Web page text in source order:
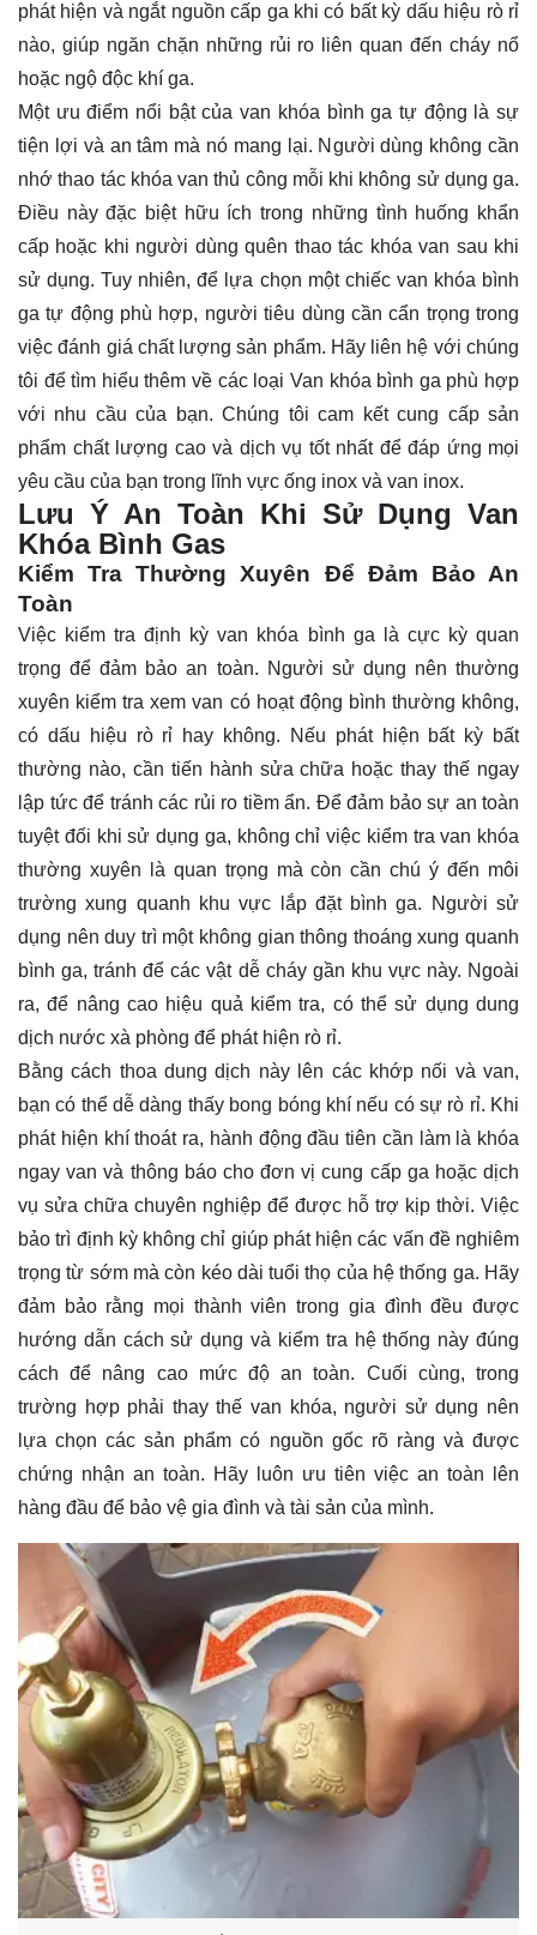
phát hiện và ngắt nguồn cấp ga khi có bất kỳ dấu hiệu rò rỉ
nào, giúp ngăn chặn những rủi ro liên quan đến cháy nổ
hoặc ngộ độc khí ga.
Một ưu điểm nổi bật của van khóa bình ga tự động là sự
tiện lợi và an tâm mà nó mang lại. Người dùng không cần
nhớ thao tác khóa van thủ công mỗi khi không sử dụng ga.
Điều này đặc biệt hữu ích trong những tình huống khẩn
cấp hoặc khi người dùng quên thao tác khóa van sau khi
sử dụng. Tuy nhiên, để lựa chọn một chiếc van khóa bình
ga tự động phù hợp, người tiêu dùng cần cẩn trọng trong
việc đánh giá chất lượng sản phẩm. Hãy liên hệ với chúng
tôi để tìm hiểu thêm về các loại Van khóa bình ga phù hợp
với nhu cầu của bạn. Chúng tôi cam kết cung cấp sản
phẩm chất lượng cao và dịch vụ tốt nhất để đáp ứng mọi
yêu cầu của bạn trong lĩnh vực ống inox và van inox.
Lưu Ý An Toàn Khi Sử Dụng Van
Khóa Bình Gas
Kiểm Tra Thường Xuyên Để Đảm Bảo An
Toàn
Việc kiểm tra định kỳ van khóa bình ga là cực kỳ quan
trọng để đảm bảo an toàn. Người sử dụng nên thường
xuyên kiểm tra xem van có hoạt động bình thường không,
có dấu hiệu rò rỉ hay không. Nếu phát hiện bất kỳ bất
thường nào, cần tiến hành sửa chữa hoặc thay thế ngay
lập tức để tránh các rủi ro tiềm ẩn. Để đảm bảo sự an toàn
tuyệt đối khi sử dụng ga, không chỉ việc kiểm tra van khóa
thường xuyên là quan trọng mà còn cần chú ý đến môi
trường xung quanh khu vực lắp đặt bình ga. Người sử
dụng nên duy trì một không gian thông thoáng xung quanh
bình ga, tránh để các vật dễ cháy gần khu vực này. Ngoài
ra, để nâng cao hiệu quả kiểm tra, có thể sử dụng dung
dịch nước xà phòng để phát hiện rò rỉ.
Bằng cách thoa dung dịch này lên các khớp nối và van,
bạn có thể dễ dàng thấy bong bóng khí nếu có sự rò rỉ. Khi
phát hiện khí thoát ra, hành động đầu tiên cần làm là khóa
ngay van và thông báo cho đơn vị cung cấp ga hoặc dịch
vụ sửa chữa chuyên nghiệp để được hỗ trợ kịp thời. Việc
bảo trì định kỳ không chỉ giúp phát hiện các vấn đề nghiêm
trọng từ sớm mà còn kéo dài tuổi thọ của hệ thống ga. Hãy
đảm bảo rằng mọi thành viên trong gia đình đều được
hướng dẫn cách sử dụng và kiểm tra hệ thống này đúng
cách để nâng cao mức độ an toàn. Cuối cùng, trong
trường hợp phải thay thế van khóa, người sử dụng nên
lựa chọn các sản phẩm có nguồn gốc rõ ràng và được
chứng nhận an toàn. Hãy luôn ưu tiên việc an toàn lên
hàng đầu để bảo vệ gia đình và tài sản của mình.